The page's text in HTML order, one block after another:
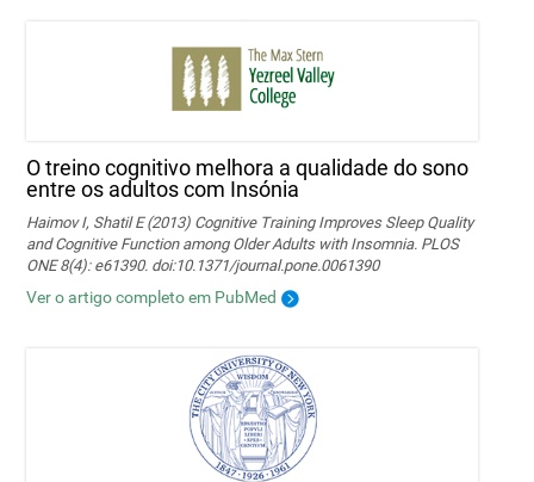
O treino cognitivo melhora a qualidade do sono
entre os adultos com Insónia
Haimov I, Shatil E (2013) Cognitive Training Improves Sleep Quality
and Cognitive Function among Older Adults with Insomnia. PLOS
ONE 8(4): e61390. doi:10.1371/journal.pone.0061390
Ver o artigo completo em PubMed